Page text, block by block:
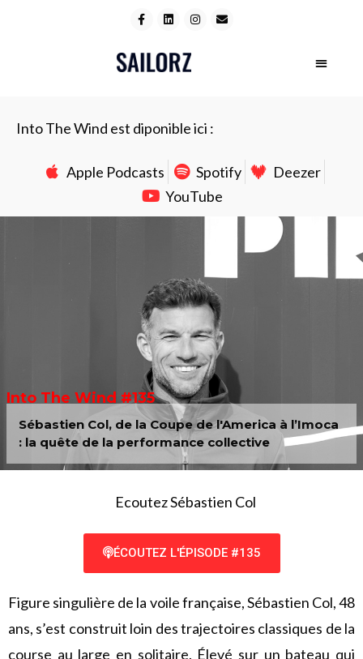
Into The Wind est diponible ici :
Apple Podcasts Spotify
Deezer
YouTube
Into The Wind #135
Sébastien Col, de la Coupe de l'America à l’Imoca
: la quête de la performance collective
Ecoutez Sébastien Col
ÉCOUTEZ L'ÉPISODE #135
Figure singulière de la voile française, Sébastien Col, 48
ans, s’est construit loin des trajectoires classiques de la
course au large en solitaire. Élevé sur un bateau qui